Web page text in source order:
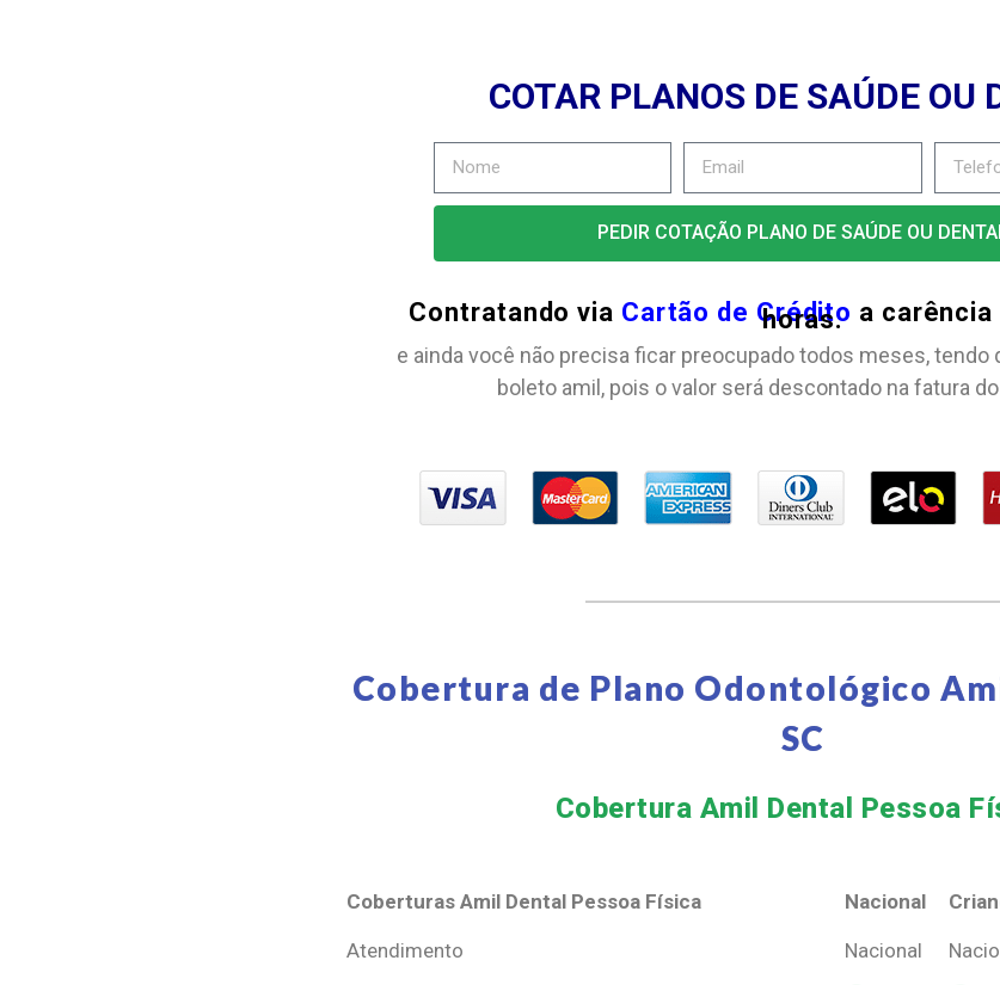
COTAR PLANOS DE SAÚDE OU
PEDIR COTAÇÃO PLANO DE SAÚDE OU
Contratando via Cartão de Crédito a carência
horas.
e ainda você não precisa ficar preocupado todos meses, tendo
boleto amil, pois o valor será descontado na fatura
Cobertura de Plano Odontológico
SC
Cobertura Amil Dental Pessoa
Coberturas Amil Dental Pessoa Física Nacional
Coberturas Amil Dental Pessoa Física
Nacional
Atendimento Nacional